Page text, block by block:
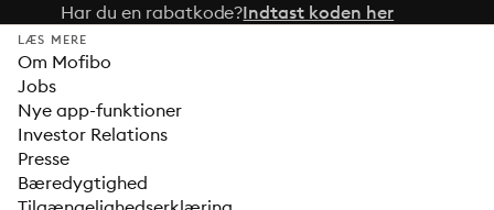
Har du en rabatkode?Indtast koden her
LÆS MERE
Om Mofibo
Jobs
Nye app-funktioner
Investor Relations
Presse
Bæredygtighed